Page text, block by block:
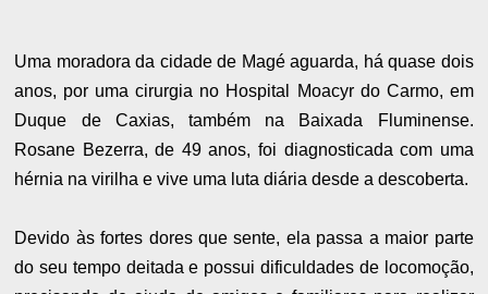
Uma moradora da cidade de Magé aguarda, há quase dois
anos, por uma cirurgia no Hospital Moacyr do Carmo, em
Duque de Caxias, também na Baixada Fluminense.
Rosane Bezerra, de 49 anos, foi diagnosticada com uma
hérnia na virilha e vive uma luta diária desde a descoberta.
Devido às fortes dores que sente, ela passa a maior parte
do seu tempo deitada e possui dificuldades de locomoção,